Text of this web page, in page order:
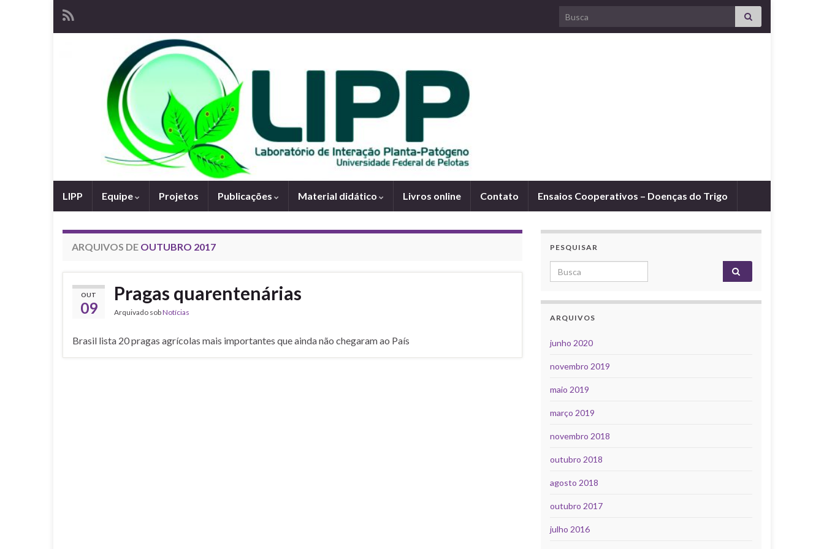
Search for:
LIPP Equipe Projetos Publicações Material didático Livros online Contato Ensaios Cooperativos – Doenças do Trigo
ARQUIVOS DE OUTUBRO 2017
OUT
09
Pragas quarentenárias
Arquivado sobNotícias
Brasil lista 20 pragas agrícolas mais importantes que ainda não chegaram ao País
PESQUISAR
Search for:
ARQUIVOS
junho 2020
novembro 2019
maio 2019
março 2019
novembro 2018
outubro 2018
agosto 2018
outubro 2017
julho 2016